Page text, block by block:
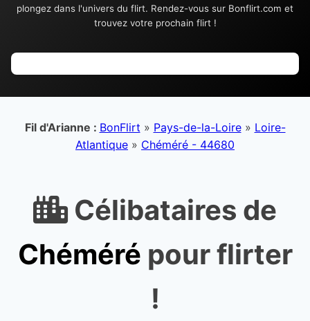
plongez dans l'univers du flirt. Rendez-vous sur Bonflirt.com et
trouvez votre prochain flirt !
Fil d'Arianne : BonFlirt » Pays-de-la-Loire» Loire-
Atlantique » Chéméré - 44680
Célibataires de
Chéméré pour flirter
!